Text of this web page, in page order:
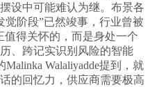
设中可能难认为继。布景各
阶段”已然竣事，行业曾被
值得关怀的，而是身处一个
、跨记实识别风险的智能
Walaliyadde提到，就
的回忆力，供应商需要极高